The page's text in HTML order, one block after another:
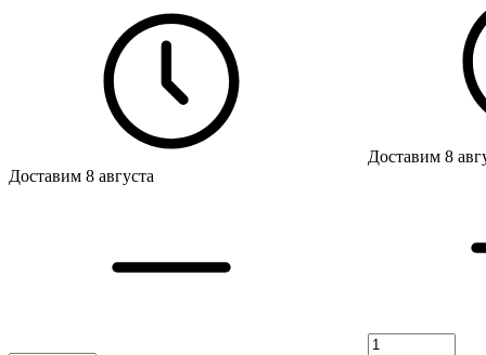
Доставим 8 августа
Доставим 8